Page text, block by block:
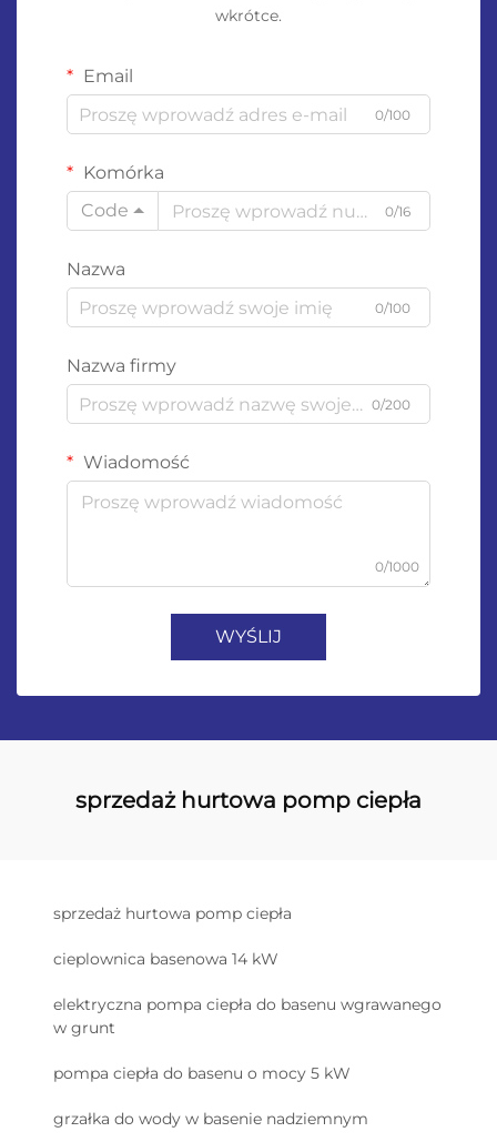
wkrótce.
Email
0/100
Komórka
Code
0/16
Nazwa
0/100
Nazwa firmy
0/200
Wiadomość
0/1000
WYŚLIJ
sprzedaż hurtowa pomp ciepła
sprzedaż hurtowa pomp ciepła
cieplownica basenowa 14 kW
elektryczna pompa ciepła do basenu wgrawanego
w grunt
pompa ciepła do basenu o mocy 5 kW
grzałka do wody w basenie nadziemnym